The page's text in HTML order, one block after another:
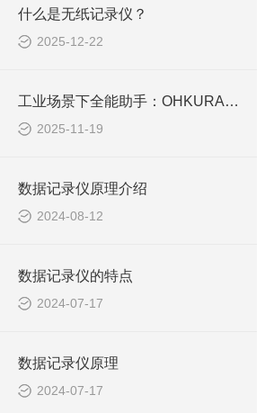
什么是无纸记录仪？
2025-12-22
工业场景下全能助手：OHKURA大仓 VM7000A 无纸化记录仪应用解析
2025-11-19
数据记录仪原理介绍
2024-08-12
数据记录仪的特点
2024-07-17
数据记录仪原理
2024-07-17